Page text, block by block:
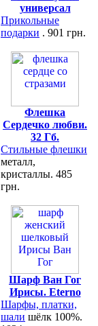
универсал
Прикольные
подарки . 901 грн.
Флешка
Сердечко любви.
32 Гб.
Стильные флешки
металл,
кристаллы. 485
грн.
Шарф Ван Гог
Ирисы. Eterno
Шарфы, платки,
шали шёлк 100%.